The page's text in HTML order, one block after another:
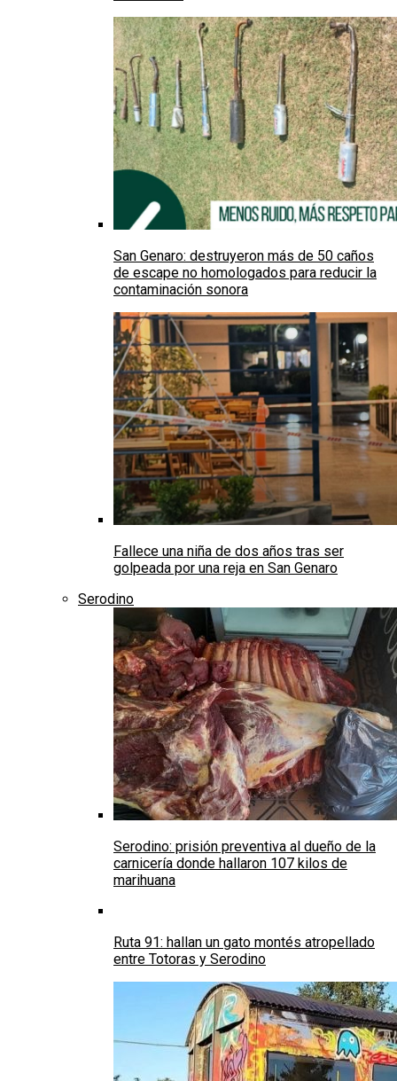
San Genaro: destruyeron más de 50 caños
de escape no homologados para reducir la
contaminación sonora
Fallece una niña de dos años tras ser
golpeada por una reja en San Genaro
Serodino
Serodino: prisión preventiva al dueño de la
carnicería donde hallaron 107 kilos de
marihuana
Ruta 91: hallan un gato montés atropellado
entre Totoras y Serodino